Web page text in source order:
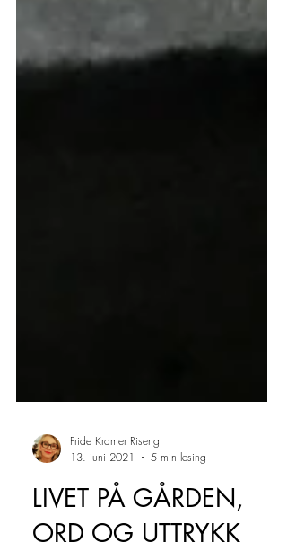
13. juni 2021
5 min lesing
LIVET PÅ GÅRDEN,